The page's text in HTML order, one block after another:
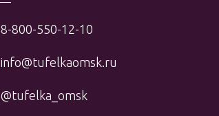
@tufelka_omsk
8-800-550-12-10
info@tufelkaomsk.ru